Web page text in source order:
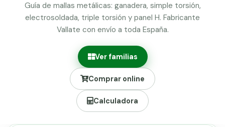
Malla simple torsión
Panel malla H.
Puerta acceso peatonal
Poste malla Hércules
Poste malla simple torsión
Alambre de espino galvanizado
Alambre liso galvanizado
Malla ocultación 70 g/m² verde
Guía de mallas metálicas: ganadera, simple torsión,
electrosoldada, triple torsión y panel H. Fabricante
Vallate con envío a toda España.
Ver familias
Comprar online
Calculadora